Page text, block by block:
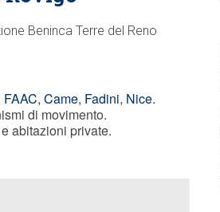
FAAC, Came, Fadini, Nice.
di movimento.
abitazioni private.